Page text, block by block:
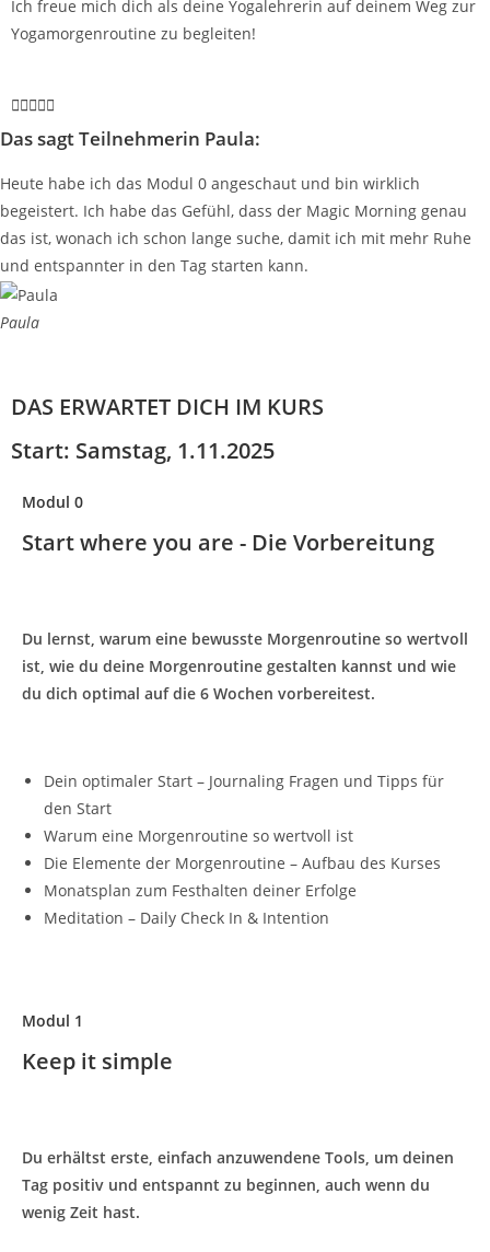
Ich freue mich dich als deine Yogalehrerin auf deinem Weg zur
Yogamorgenroutine zu begleiten!

Das sagt Teilnehmerin Paula:
Heute habe ich das Modul 0 angeschaut und bin wirklich
begeistert. Ich habe das Gefühl, dass der Magic Morning genau
das ist, wonach ich schon lange suche, damit ich mit mehr Ruhe
und entspannter in den Tag starten kann.
Paula
DAS ERWARTET DICH IM KURS
Start: Samstag, 1.11.2025
Modul 0
Start where you are - Die Vorbereitung
Du lernst, warum eine bewusste Morgenroutine so wertvoll
ist, wie du deine Morgenroutine gestalten kannst und wie
du dich optimal auf die 6 Wochen vorbereitest.
Dein optimaler Start – Journaling Fragen und Tipps für
den Start
Warum eine Morgenroutine so wertvoll ist
Die Elemente der Morgenroutine – Aufbau des Kurses
Monatsplan zum Festhalten deiner Erfolge
Meditation – Daily Check In & Intention
Modul 1
Keep it simple
Du erhältst erste, einfach anzuwendene Tools, um deinen
Tag positiv und entspannt zu beginnen, auch wenn du
wenig Zeit hast.